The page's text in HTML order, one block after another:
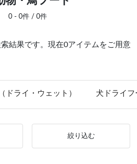
0 - 0件 / 0件
結果です。現在0アイテムをご用意
ドライ・ウェット） 犬ドライフ
絞り込む